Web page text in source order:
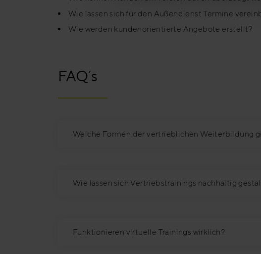
Wie lassen sich für den Außendienst Termine
Wie werden kundenorientierte Angebote erstellt?
FAQ´s
Welche Formen der vertrieblichen Weiterbildung
Wie lassen sich Vertriebstrainings nachhaltig
Funktionieren virtuelle Trainings wirklich?